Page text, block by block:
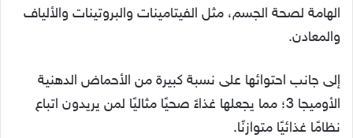
الهامة لصحة الجسم، مثل الفيتامينات والبروتينات والألياف
والمعادن.
إلى جانب احتوائها على نسبة كبيرة من الأحماض الدهنية
الأوميجا 3؛ مما يجعلها غذاءً صحيًا مثاليًا لمن يريدون اتباع
نظامًا غذائيًا متوازنًا.